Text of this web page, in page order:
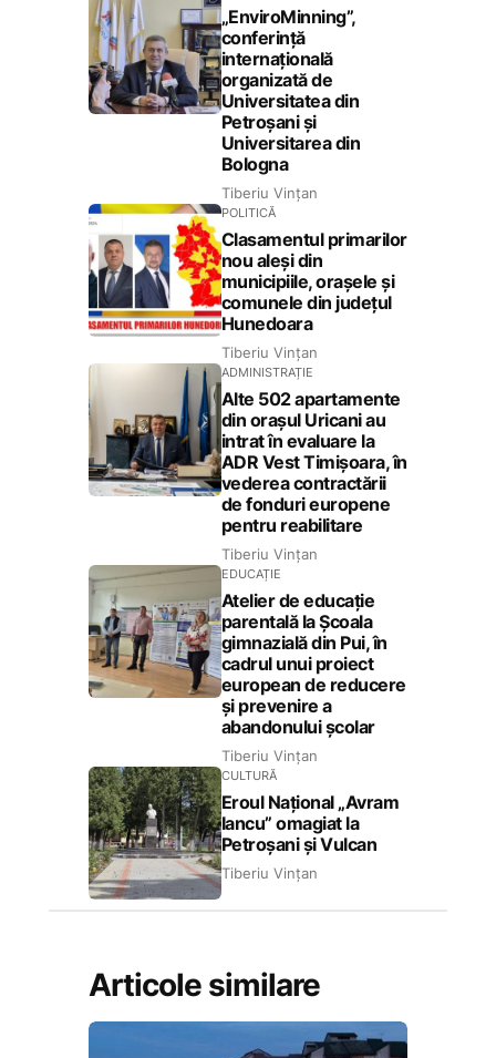
„EnviroMinning”,
conferință
internațională
organizată de
Universitatea din
Petroșani și
Universitarea din
Bologna
Tiberiu Vințan
POLITICĂ
Clasamentul primarilor
nou aleși din
municipiile, orașele și
comunele din județul
Hunedoara
Tiberiu Vințan
ADMINISTRAȚIE
Alte 502 apartamente
din orașul Uricani au
intrat în evaluare la
ADR Vest Timișoara, în
vederea contractării
de fonduri europene
pentru reabilitare
Tiberiu Vințan
EDUCAȚIE
Atelier de educație
parentală la Școala
gimnazială din Pui, în
cadrul unui proiect
european de reducere
și prevenire a
abandonului școlar
Tiberiu Vințan
CULTURĂ
Eroul Național „Avram
Iancu” omagiat la
Petroșani și Vulcan
Tiberiu Vințan
Articole similare